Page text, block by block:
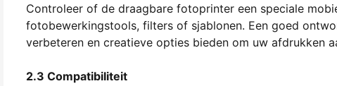
Controleer of de draagbare fotoprinter een speciale
fotobewerkingstools, filters of sjablonen. Een goed
verbeteren en creatieve opties bieden om uw afdrukken
2.3 Compatibiliteit